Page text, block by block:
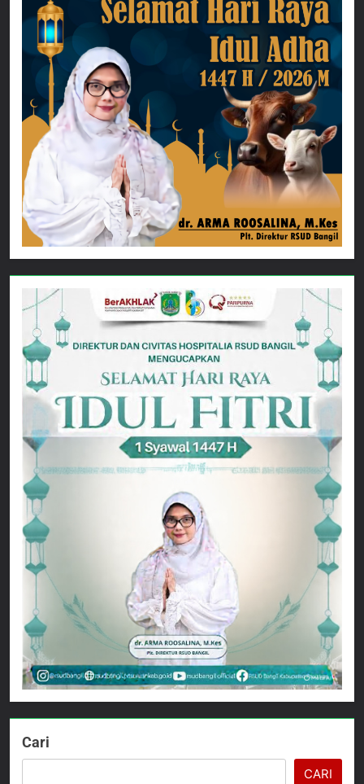
Cari
CARI